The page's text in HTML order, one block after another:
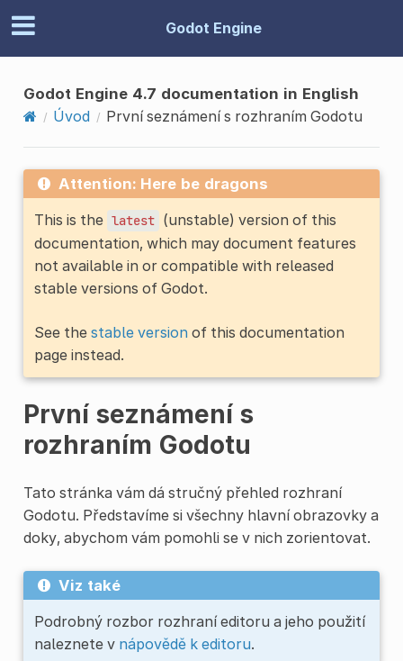
Godot Engine
Godot Engine 4.7 documentation in English
Úvod
První seznámení s rozhraním Godotu
Attention: Here be dragons
This is the latest (unstable) version of this
documentation, which may document features
not available in or compatible with released
stable versions of Godot.
See the stable versionof this documentation
page instead.
První seznámení s
rozhraním Godotu
Tato stránka vám dá stručný přehled rozhraní
Godotu. Představíme si všechny hlavní obrazovky a
doky, abychom vám pomohli se v nich zorientovat.
Viz také
Podrobný rozbor rozhraní editoru a jeho použití
naleznete v nápovědě k editoru.